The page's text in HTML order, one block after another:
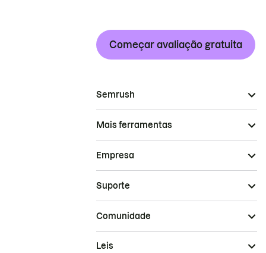
Começar avaliação gratuita
Semrush
Mais ferramentas
Empresa
Suporte
Comunidade
Leis